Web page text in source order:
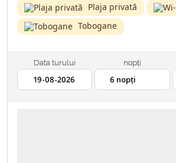
Plaja privată
Tobogane
Data turului nopți